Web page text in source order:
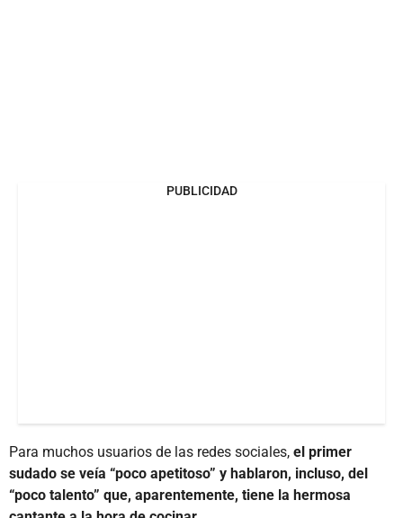
PUBLICIDAD
Para muchos usuarios de las redes sociales, el primer
sudado se veía “poco apetitoso” y hablaron, incluso, del
“poco talento” que, aparentemente, tiene la hermosa